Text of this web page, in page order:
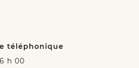
téléphonique
h 00